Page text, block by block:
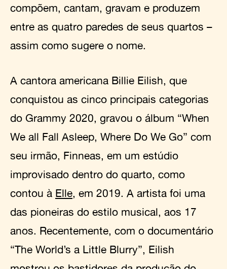
compõem, cantam, gravam e produzem
entre as quatro paredes de seus quartos –
assim como sugere o nome.
A cantora americana Billie Eilish, que
conquistou as cinco principais categorias
do Grammy 2020, gravou o álbum “When
We all Fall Asleep, Where Do We Go” com
seu irmão, Finneas, em um estúdio
improvisado dentro do quarto, como
contou à Elle, em 2019. A artista foi uma
das pioneiras do estilo musical, aos 17
anos. Recentemente, com o documentário
“The World’s a Little Blurry”, Eilish